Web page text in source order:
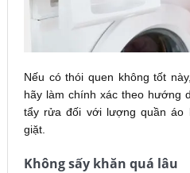
Nếu có thói quen không tốt
hãy làm chính xác theo hướng
tẩy rửa đối với lượng quần áo
giặt.
Không sấy khăn quá lâu